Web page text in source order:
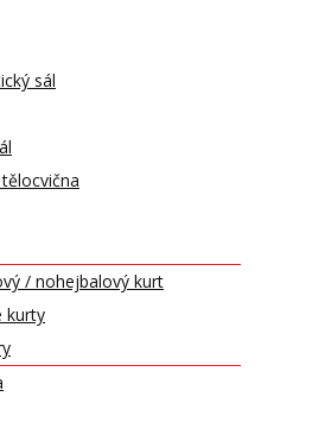
sál
/ nohejbalový kurt
kurty